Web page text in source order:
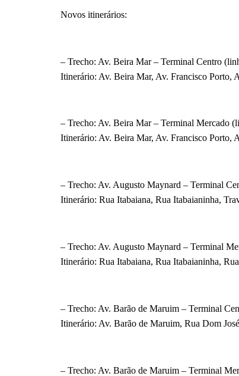
Novos itinerários:
– Trecho: Av. Beira Mar – Terminal Centro
Itinerário: Av. Beira Mar, Av. Francisco Porto,
– Trecho: Av. Beira Mar – Terminal Mercado
Itinerário: Av. Beira Mar, Av. Francisco Porto,
– Trecho: Av. Augusto Maynard – Terminal
Itinerário: Rua Itabaiana, Rua Itabaianinha,
– Trecho: Av. Augusto Maynard – Terminal
Itinerário: Rua Itabaiana, Rua Itabaianinha,
– Trecho: Av. Barão de Maruim – Terminal
Itinerário: Av. Barão de Maruim, Rua Dom
– Trecho: Av. Barão de Maruim – Terminal